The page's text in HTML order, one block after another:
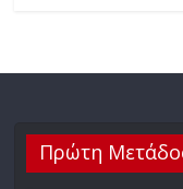
Πρώτη